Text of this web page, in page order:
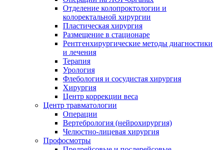
Отделение колопроктологии и
колоректальной хирургии
Пластическая хирургия
Размещение в стационаре
Рентгенхирургические методы диагностики
и лечения
Терапия
Урология
Флебология и сосудистая хирургия
Хирургия
Центр коррекции веса
Центр травматологии
Операции
Вертебрология (нейрохирургия)
Челюстно-лицевая хирургия
Профосмотры